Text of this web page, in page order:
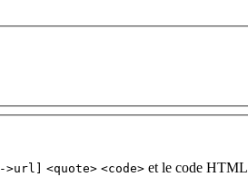
>url] <quote> <code> et le code HTML